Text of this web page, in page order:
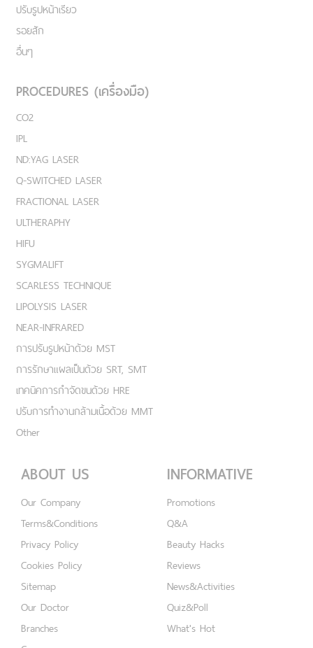
ปรับรูปหน้าเรียว
รอยสัก
อื่นๆ
PROCEDURES (เครื่องมือ)
CO2
IPL
ND:YAG LASER
Q-SWITCHED LASER
FRACTIONAL LASER
ULTHERAPHY
HIFU
SYGMALIFT
SCARLESS TECHNIQUE
LIPOLYSIS LASER
NEAR-INFRARED
การปรับรูปหน้าด้วย MST
การรักษาแผลเป็นด้วย SRT, SMT
เทคนิคการกำจัดขนด้วย HRE
ปรับการทำงานกล้ามเนื้อด้วย MMT
Other
ABOUT US
Our Company
Terms&Conditions
Privacy Policy
Cookies Policy
Sitemap
Our Doctor
Branches
INFORMATIVE
Promotions
Q&A
Beauty Hacks
Reviews
News&Activities
Quiz&Poll
What's Hot